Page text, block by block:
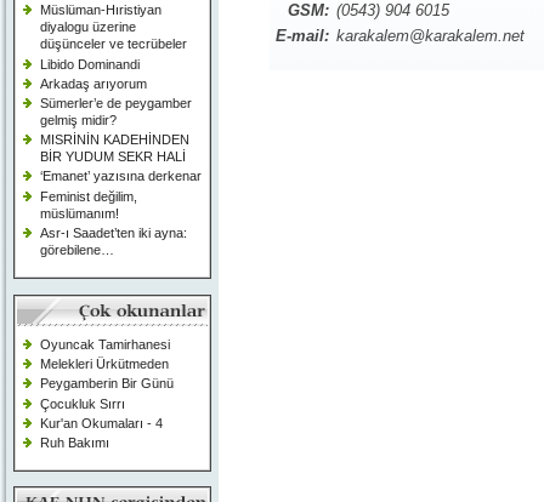
Müslüman-Hıristiyan
diyalogu üzerine
düşünceler ve tecrübeler
Libido Dominandi
Arkadaş arıyorum
Sümerler’e de peygamber
gelmiş midir?
MISRİNİN KADEHİNDEN
BİR YUDUM SEKR HALİ
‘Emanet’ yazısına derkenar
Feminist değilim,
müslümanım!
Asr-ı Saadet’ten iki ayna:
görebilene…
Oyuncak Tamirhanesi
Melekleri Ürkütmeden
Peygamberin Bir Günü
Çocukluk Sırrı
Kur'an Okumaları - 4
Ruh Bakımı
GSM: (0543) 904 6015
E-mail: karakalem@karakalem.net